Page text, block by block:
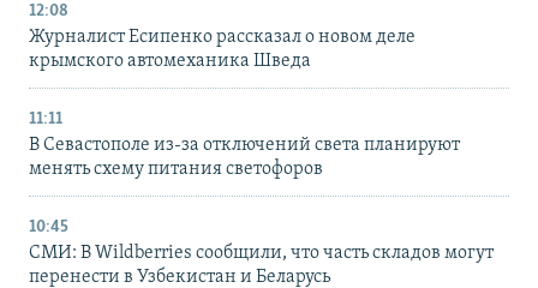
12:08
Журналист Есипенко рассказал о новом деле
крымского автомеханика Шведа
11:11
В Севастополе из-за отключений света планируют
менять схему питания светофоров
10:45
СМИ: В Wildberries сообщили, что часть складов могут
перенести в Узбекистан и Беларусь